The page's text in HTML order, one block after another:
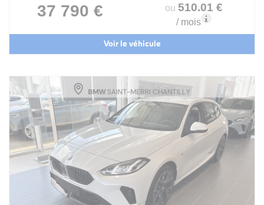
37 790 € ou 510.01 €
/ mois
Voir le véhicule